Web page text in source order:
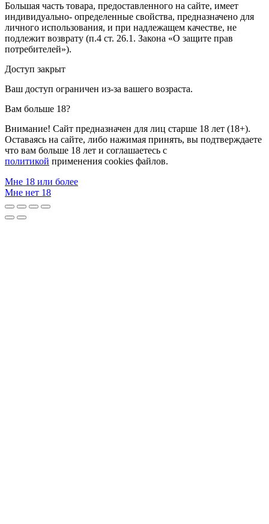
Большая часть товара, предоставленного на сайте, имеет
индивидуально- определенные свойства, предназначено для
личного использования, и при надлежащем качестве, не
подлежит возврату (п.4 ст. 26.1. Закона «О защите прав
потребителей»).
Доступ закрыт
Ваш доступ ограничен из-за вашего возраста.
Вам больше 18?
Внимание! Сайт предназначен для лиц старше 18 лет (18+).
Оставаясь на сайте, либо нажимая принять, вы подтверждаете
что вам больше 18 лет и соглашаетесь с
политикой применения cookies файлов.
Мне 18 или более
Мне нет 18